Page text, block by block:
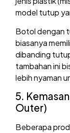
model tutup
Botol dengan
biasanya
dibanding
tambahan ini
lebih nyaman
5.
Outer)
Beberapa